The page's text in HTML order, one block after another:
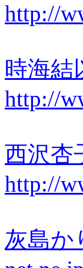
http://
時海
http://
西沢
http://
灰島